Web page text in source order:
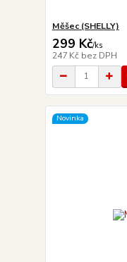
Měšec (SHELLY)
299 Kč/ks
247 Kč bez DPH
Novinka